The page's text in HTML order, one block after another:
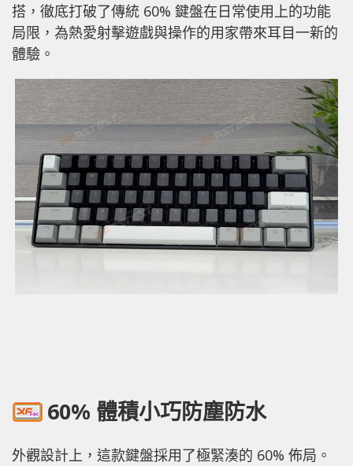
搭，徹底打破了傳統 60% 鍵盤在日常使用上的功能
局限，為熱愛射擊遊戲與操作的用家帶來耳目一新的
體驗。
60% 體積小巧防塵防水
外觀設計上，這款鍵盤採用了極緊湊的 60% 佈局。